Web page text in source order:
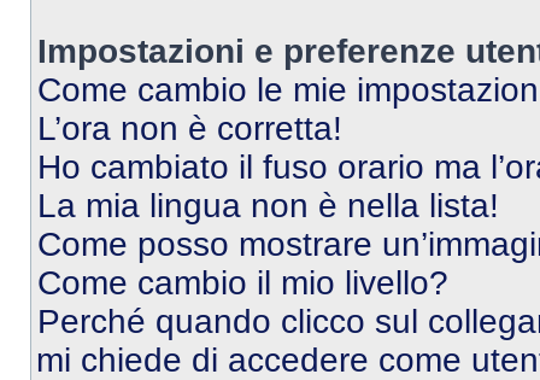
Impostazioni e preferenze
Come cambio le mie
L’ora non è corretta!
Ho cambiato il fuso orario ma
La mia lingua non è nella lista!
Come posso mostrare
Come cambio il mio livello?
Perché quando clicco sul
mi chiede di accedere come